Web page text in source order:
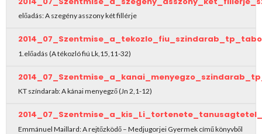
előadás: A szegény asszony két fillérje
1.előadás (A tékozló fiú Lk,15,11-32)
KT színdarab: A kánai menyegző (Jn 2,1-12)
Emmánuel Maillard: A rejtőzködő – Medjugorjei Gyermek című könyvből